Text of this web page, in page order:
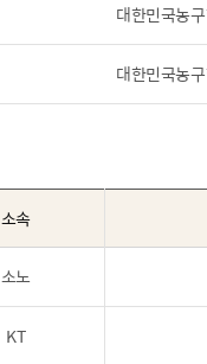
대한민국농
대한민국농
소속
소노
KT